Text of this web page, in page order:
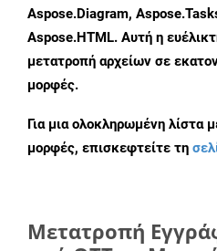
Aspose.Diagram,
Aspose.HTML. Αυτή η
μετατροπή αρχείων σε
μορφές.
Για μια ολοκληρωμένη λίστα
μορφές, επισκεφτείτε τη
Μετατροπή